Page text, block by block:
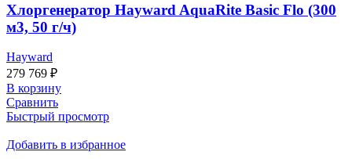
Хлоргенератор Hayward AquaRite Basic Flo (300
м3, 50 г/ч)
Hayward
279 769 ₽
В корзину
Сравнить
Быстрый просмотр
Добавить в избранное